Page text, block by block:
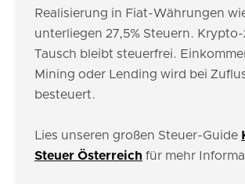
Realisierung in Fiat-Währungen
unterliegen 27,5% Steuern.
Tausch bleibt steuerfrei.
Mining oder Lending wird bei
besteuert.
Lies unseren großen Steuer-Guide
Steuer Österreich für mehr